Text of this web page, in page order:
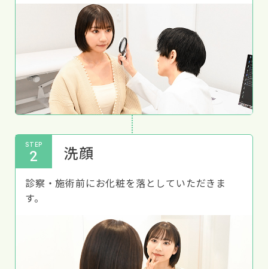
STEP
2 洗顔
診察・施術前にお化粧を落としていただきま
す。